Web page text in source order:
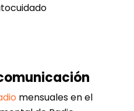
mensuales en el